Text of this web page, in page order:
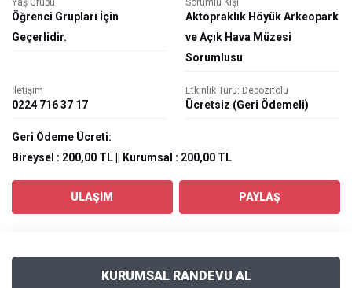
Yaş Grubu
Öğrenci Grupları İçin
Geçerlidir.
Sorumlu Kişi
Aktopraklık Höyük Arkeopark
ve Açık Hava Müzesi
Sorumlusu
İletişim
0224 716 37 17
Etkinlik Türü: Depozitolu
Ücretsiz (Geri Ödemeli)
Geri Ödeme Ücreti:
Bireysel : 200,00 TL || Kurumsal : 200,00 TL
ULAŞIM PAYLAŞ
KURUMSAL RANDEVU AL